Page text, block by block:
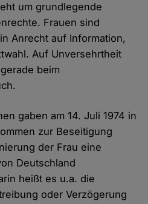
um grundlegende
Frauen sind
Anrecht auf Information,
Auf Unversehrtheit
beim
gaben am 14. Juli 1974 in
zur Beseitigung
der Frau eine
Deutschland
heißt es u.a. die
oder Verzögerung